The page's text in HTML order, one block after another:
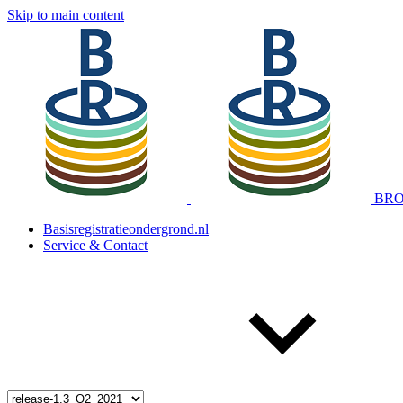
Skip to main content
Basisregistratieondergrond.nl
Service & Contact